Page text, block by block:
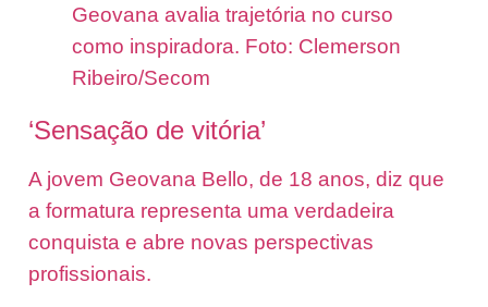
Geovana avalia trajetória no curso
como inspiradora. Foto: Clemerson
Ribeiro/Secom
‘Sensação de vitória’
A jovem Geovana Bello, de 18 anos, diz que
a formatura representa uma verdadeira
conquista e abre novas perspectivas
profissionais.